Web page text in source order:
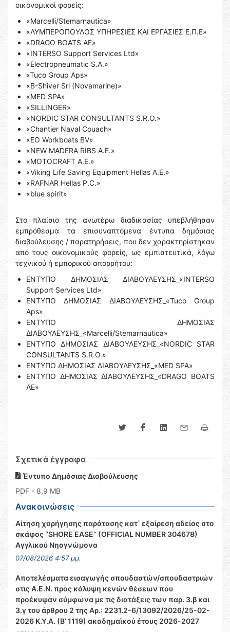
οικονομικοί φορείς:
«Marcelli/Stemarnautica»
«ΛΥΜΠΕΡΟΠΟΥΛΟΣ ΥΠΗΡΕΣΙΕΣ ΚΑΙ ΕΡΓΑΣΙΕΣ Ε.Π.Ε»
«DRAGO BOATS AE»
«INTERSO Support Services Ltd»
«Electropneumatic S.A.»
«Tuco Group Aps»
«B-Shiver Srl (Novamarine)»
«MED SPA»
«SILLINGER»
«NORDIC STAR CONSULTANTS S.R.O.»
«Chantier Naval Couach»
«EO Workboats BV»
«NEW MADERA RIBS Α.Ε.»
«MOTOCRAFT Α.Ε.»
«Viking Life Saving Equipment Hellas Α.Ε.»
«RAFNAR Hellas P.C.»
«blue spirit»
Στο πλαίσιο της ανωτέρω διαδικασίας υπεβλήθησαν
εμπρόθεσμα τα επισυναπτόμενα έντυπα δημόσιας
διαβούλευσης / παρατηρήσεις, που δεν χαρακτηρίστηκαν
από τους οικονομικούς φορείς, ως εμπιστευτικά, λόγω
τεχνικού ή εμπορικού απορρήτου:
ΕΝΤΥΠΟ ΔΗΜΟΣΙΑΣ ΔΙΑΒΟΥΛΕΥΣΗΣ_«INTERSO
Support Services Ltd»
ΕΝΤΥΠΟ ΔΗΜΟΣΙΑΣ ΔΙΑΒΟΥΛΕΥΣΗΣ_«Tuco Group
Aps»
ΕΝΤΥΠΟ ΔΗΜΟΣΙΑΣ
ΔΙΑΒΟΥΛΕΥΣΗΣ_«Marcelli/Stemarnautica»
ΕΝΤΥΠΟ ΔΗΜΟΣΙΑΣ ΔΙΑΒΟΥΛΕΥΣΗΣ_«NORDIC STAR
CONSULTANTS S.R.O.»
ΕΝΤΥΠΟ ΔΗΜΟΣΙΑΣ ΔΙΑΒΟΥΛΕΥΣΗΣ_«MED SPA»
ΕΝΤΥΠΟ ΔΗΜΟΣΙΑΣ ΔΙΑΒΟΥΛΕΥΣΗΣ_«DRAGO BOATS
AE»
Σχετικά έγγραφα
Έντυπο Δημόσιας Διαβούλευσης
PDF - 8,9 MB
Ανακοινώσεις
Αίτηση χορήγησης παράτασης κατ΄ εξαίρεση αδείας στο
σκάφος ‘’SHORE EASE’’ (OFFICIAL NUMBER 304678)
Αγγλικού Νηογνώμονα
07/08/2026 4:57 μμ.
Αποτελέσματα εισαγωγής σπουδαστών/σπουδαστριών
στις Α.Ε.Ν. προς κάλυψη κενών θέσεων που
προέκυψαν σύμφωνα με τις διατάξεις των παρ. 3.β και
3.γ του άρθρου 2 της Αρ.: 2231.2-6/13092/2026/25-02-
2026 Κ.Υ.Α. (Β’ 1119) ακαδημαϊκού έτους 2026-2027